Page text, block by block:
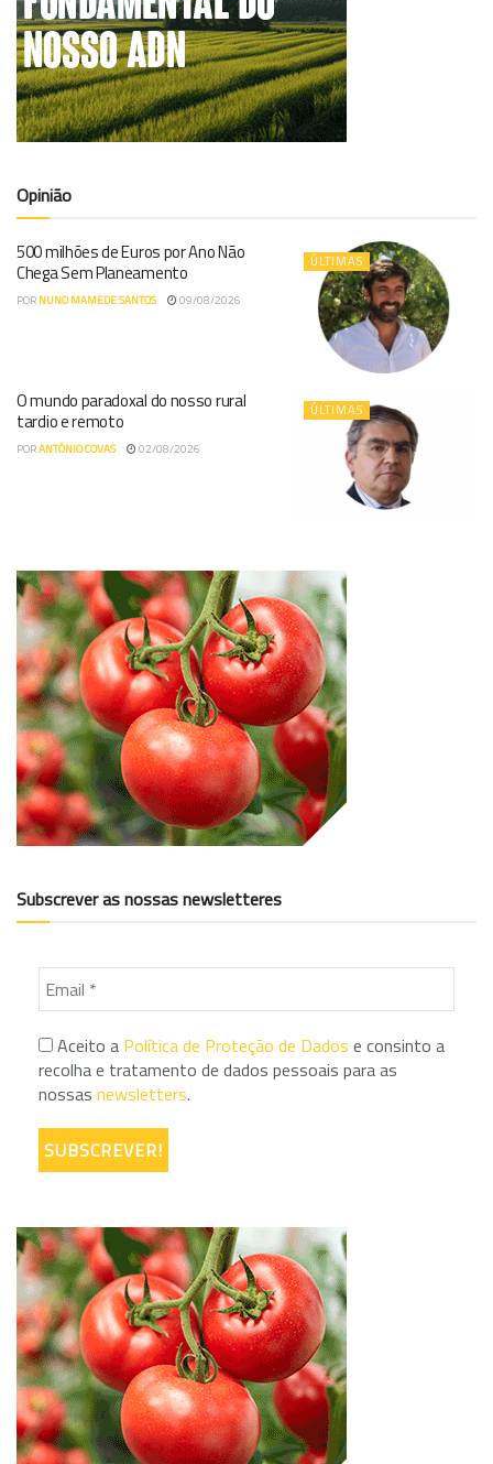
Opinião
ÚLTIMAS
500 milhões de Euros por Ano Não
Chega Sem Planeamento
POR NUNO MAMEDE SANTOS 09/08/2026
ÚLTIMAS
O mundo paradoxal do nosso rural
tardio e remoto
PORANTÓNIO COVAS 02/08/2026
Subscrever as nossas newsletteres
Aceito a Política de Proteção de Dados e consinto a
recolha e tratamento de dados pessoais para as
nossas newsletters.